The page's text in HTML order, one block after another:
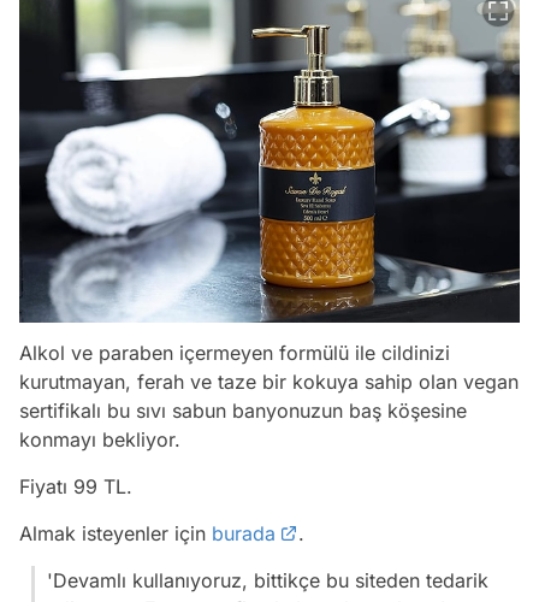
Alkol ve paraben içermeyen formülü ile cildinizi
kurutmayan, ferah ve taze bir kokuya sahip olan vegan
sertifikalı bu sıvı sabun banyonuzun baş köşesine
konmayı bekliyor.
Fiyatı 99 TL.
Almak isteyenler için burada
.
'Devamlı kullanıyoruz, bittikçe bu siteden tedarik